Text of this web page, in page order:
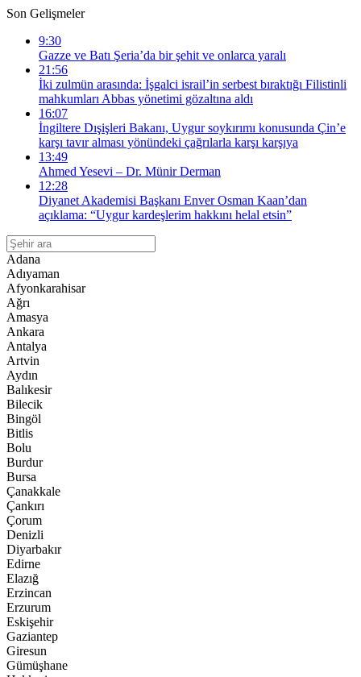
Son Gelişmeler
9:30
Gazze ve Batı Şeria’da bir şehit ve onlarca yaralı
21:56
İki zulmün arasında: İşgalci israil’in serbest bıraktığı Filistinli
mahkumları Abbas yönetimi gözaltına aldı
16:07
İngiltere Dışişleri Bakanı, Uygur soykırımı konusunda Çin’e
karşı tavır alması yönündeki çağrılarla karşı karşıya
13:49
Ahmed Yesevi – Dr. Münir Derman
12:28
Diyanet Akademisi Başkanı Enver Osman Kaan’dan
açıklama: “Uygur kardeşlerim hakkını helal etsin”
Adana
Adıyaman
Afyonkarahisar
Ağrı
Amasya
Ankara
Antalya
Artvin
Aydın
Balıkesir
Bilecik
Bingöl
Bitlis
Bolu
Burdur
Bursa
Çanakkale
Çankırı
Çorum
Denizli
Diyarbakır
Edirne
Elazığ
Erzincan
Erzurum
Eskişehir
Gaziantep
Giresun
Gümüşhane